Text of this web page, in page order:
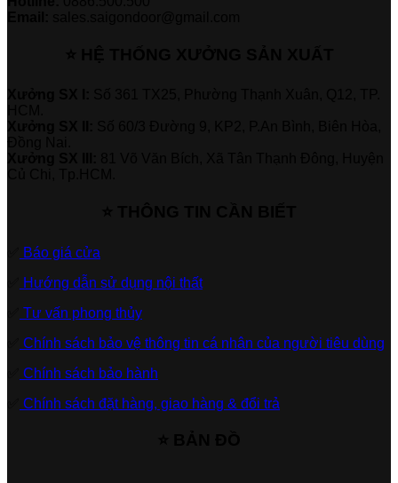
Báo giá cửa
Hướng dẫn sử dụng nội thất
Tư vấn phong thủy
Chính sách bảo vệ thông tin cá nhân của người tiêu dùng
Chính sách bảo hành
Chính sách đặt hàng, giao hàng & đổi trả